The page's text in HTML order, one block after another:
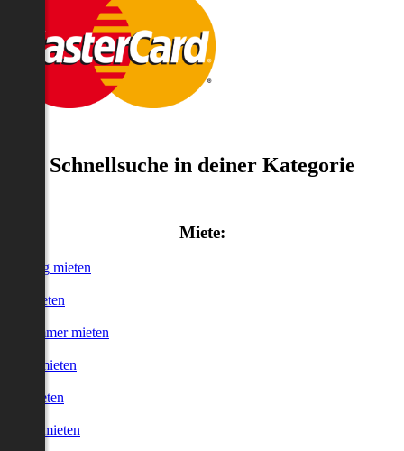
Schnellsuche in deiner Kategorie
Miete:
mieten
mieten
Zimmer mieten
mieten
mieten